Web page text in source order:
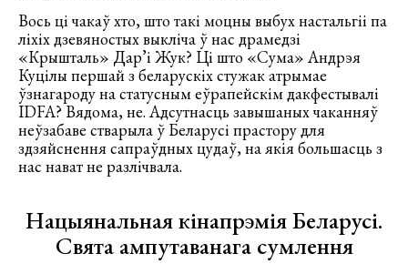
Вось ці чакаў хто, што такі моцны выбух настальгіі па
ліхіх дзевяностых выкліча ў нас драмедзі
«Крышталь» Дар’і Жук? Ці што «Сума» Андрэя
Куцілы першай з беларускіх стужак атрымае
ўзнагароду на статусным еўрапейскім дакфестывалі
IDFA? Вядома, не. Адсутнасць завышаных чаканняў
неўзабаве стварыла ў Беларусі прастору для
здзяйснення сапраўдных цудаў, на якія большасць з
нас нават не разлічвала.
Нацыянальная кінапрэмія Беларусі.
Свята ампутаванага сумлення